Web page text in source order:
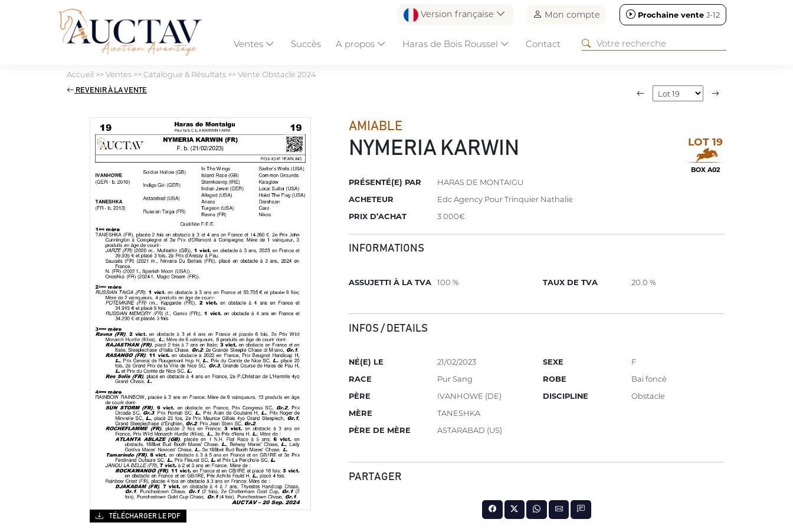
Version française Mon compte Prochaine vente J-12
Ventes Succès A propos Haras de Bois Roussel Contact
Accueil >>Ventes>>Catalogue & Résultats>>Vente Obstacle 2024
REVENIR À LA VENTE
AMIABLE
NYMERIA KARWIN LOT 19
BOX A02
PRÉSENTÉ(E) PAR
HARAS DE MONTAIGU
ACHETEUR
Edc Agency Pour Trinquier Nathalie
PRIX D’ACHAT
3 000€
INFORMATIONS
ASSUJETTI À LA TVA 100 % TAUX DE TVA 20.0 %
INFOS / DETAILS
NÉ(E) LE
21/02/2023
RACE
Pur Sang
PÈRE
IVANHOWE (DE)
MÈRE
TANESHKA
PÈRE DE MÈRE
ASTARABAD (US)
SEXE
F
ROBE
Bai foncé
DISCIPLINE
Obstacle
PARTAGER
TÉLÉCHARGER LE PDF